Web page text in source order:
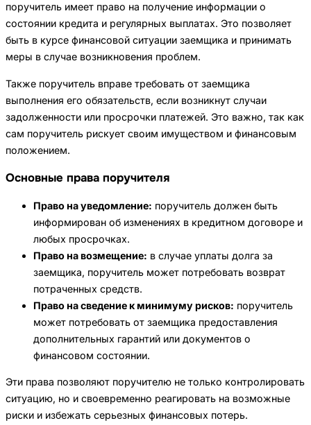
поручитель имеет право на получение информации о
состоянии кредита и регулярных выплатах. Это позволяет
быть в курсе финансовой ситуации заемщика и принимать
меры в случае возникновения проблем.
Также поручитель вправе требовать от заемщика
выполнения его обязательств, если возникнут случаи
задолженности или просрочки платежей. Это важно, так как
сам поручитель рискует своим имуществом и финансовым
положением.
Основные права поручителя
Право на уведомление: поручитель должен быть
информирован об изменениях в кредитном договоре и
любых просрочках.
Право на возмещение: в случае уплаты долга за
заемщика, поручитель может потребовать возврат
потраченных средств.
Право на сведение к минимуму рисков: поручитель
может потребовать от заемщика предоставления
дополнительных гарантий или документов о
финансовом состоянии.
Эти права позволяют поручителю не только контролировать
ситуацию, но и своевременно реагировать на возможные
риски и избежать серьезных финансовых потерь.